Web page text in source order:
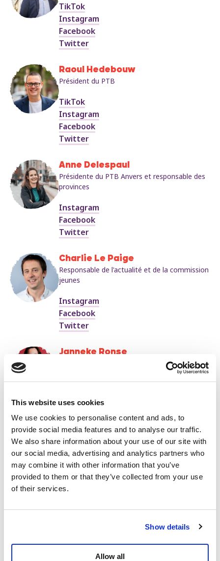
This website uses cookies
We use cookies to personalise content and ads, to
provide social media features and to analyse our traffic.
We also share information about your use of our site with
our social media, advertising and analytics partners who
may combine it with other information that you’ve
provided to them or that they’ve collected from your use
of their services.
Show details
Allow all
TikTok
Instagram
Facebook
Twitter
Raoul Hedebouw
Président du PTB
TikTok
Instagram
Facebook
Twitter
Anne Delespaul
Présidente du PTB Anvers et responsable des
provinces
Instagram
Facebook
Twitter
Charlie Le Paige
Responsable de l'actualité et de la commission
jeunes
Instagram
Facebook
Twitter
Janneke Ronse
Nadia Moscufo
Membre du Bureau du parti, responsable de la
formation et de l'intégration des cadres
Instagram
Facebook
Twitter
Responsable du département des relations